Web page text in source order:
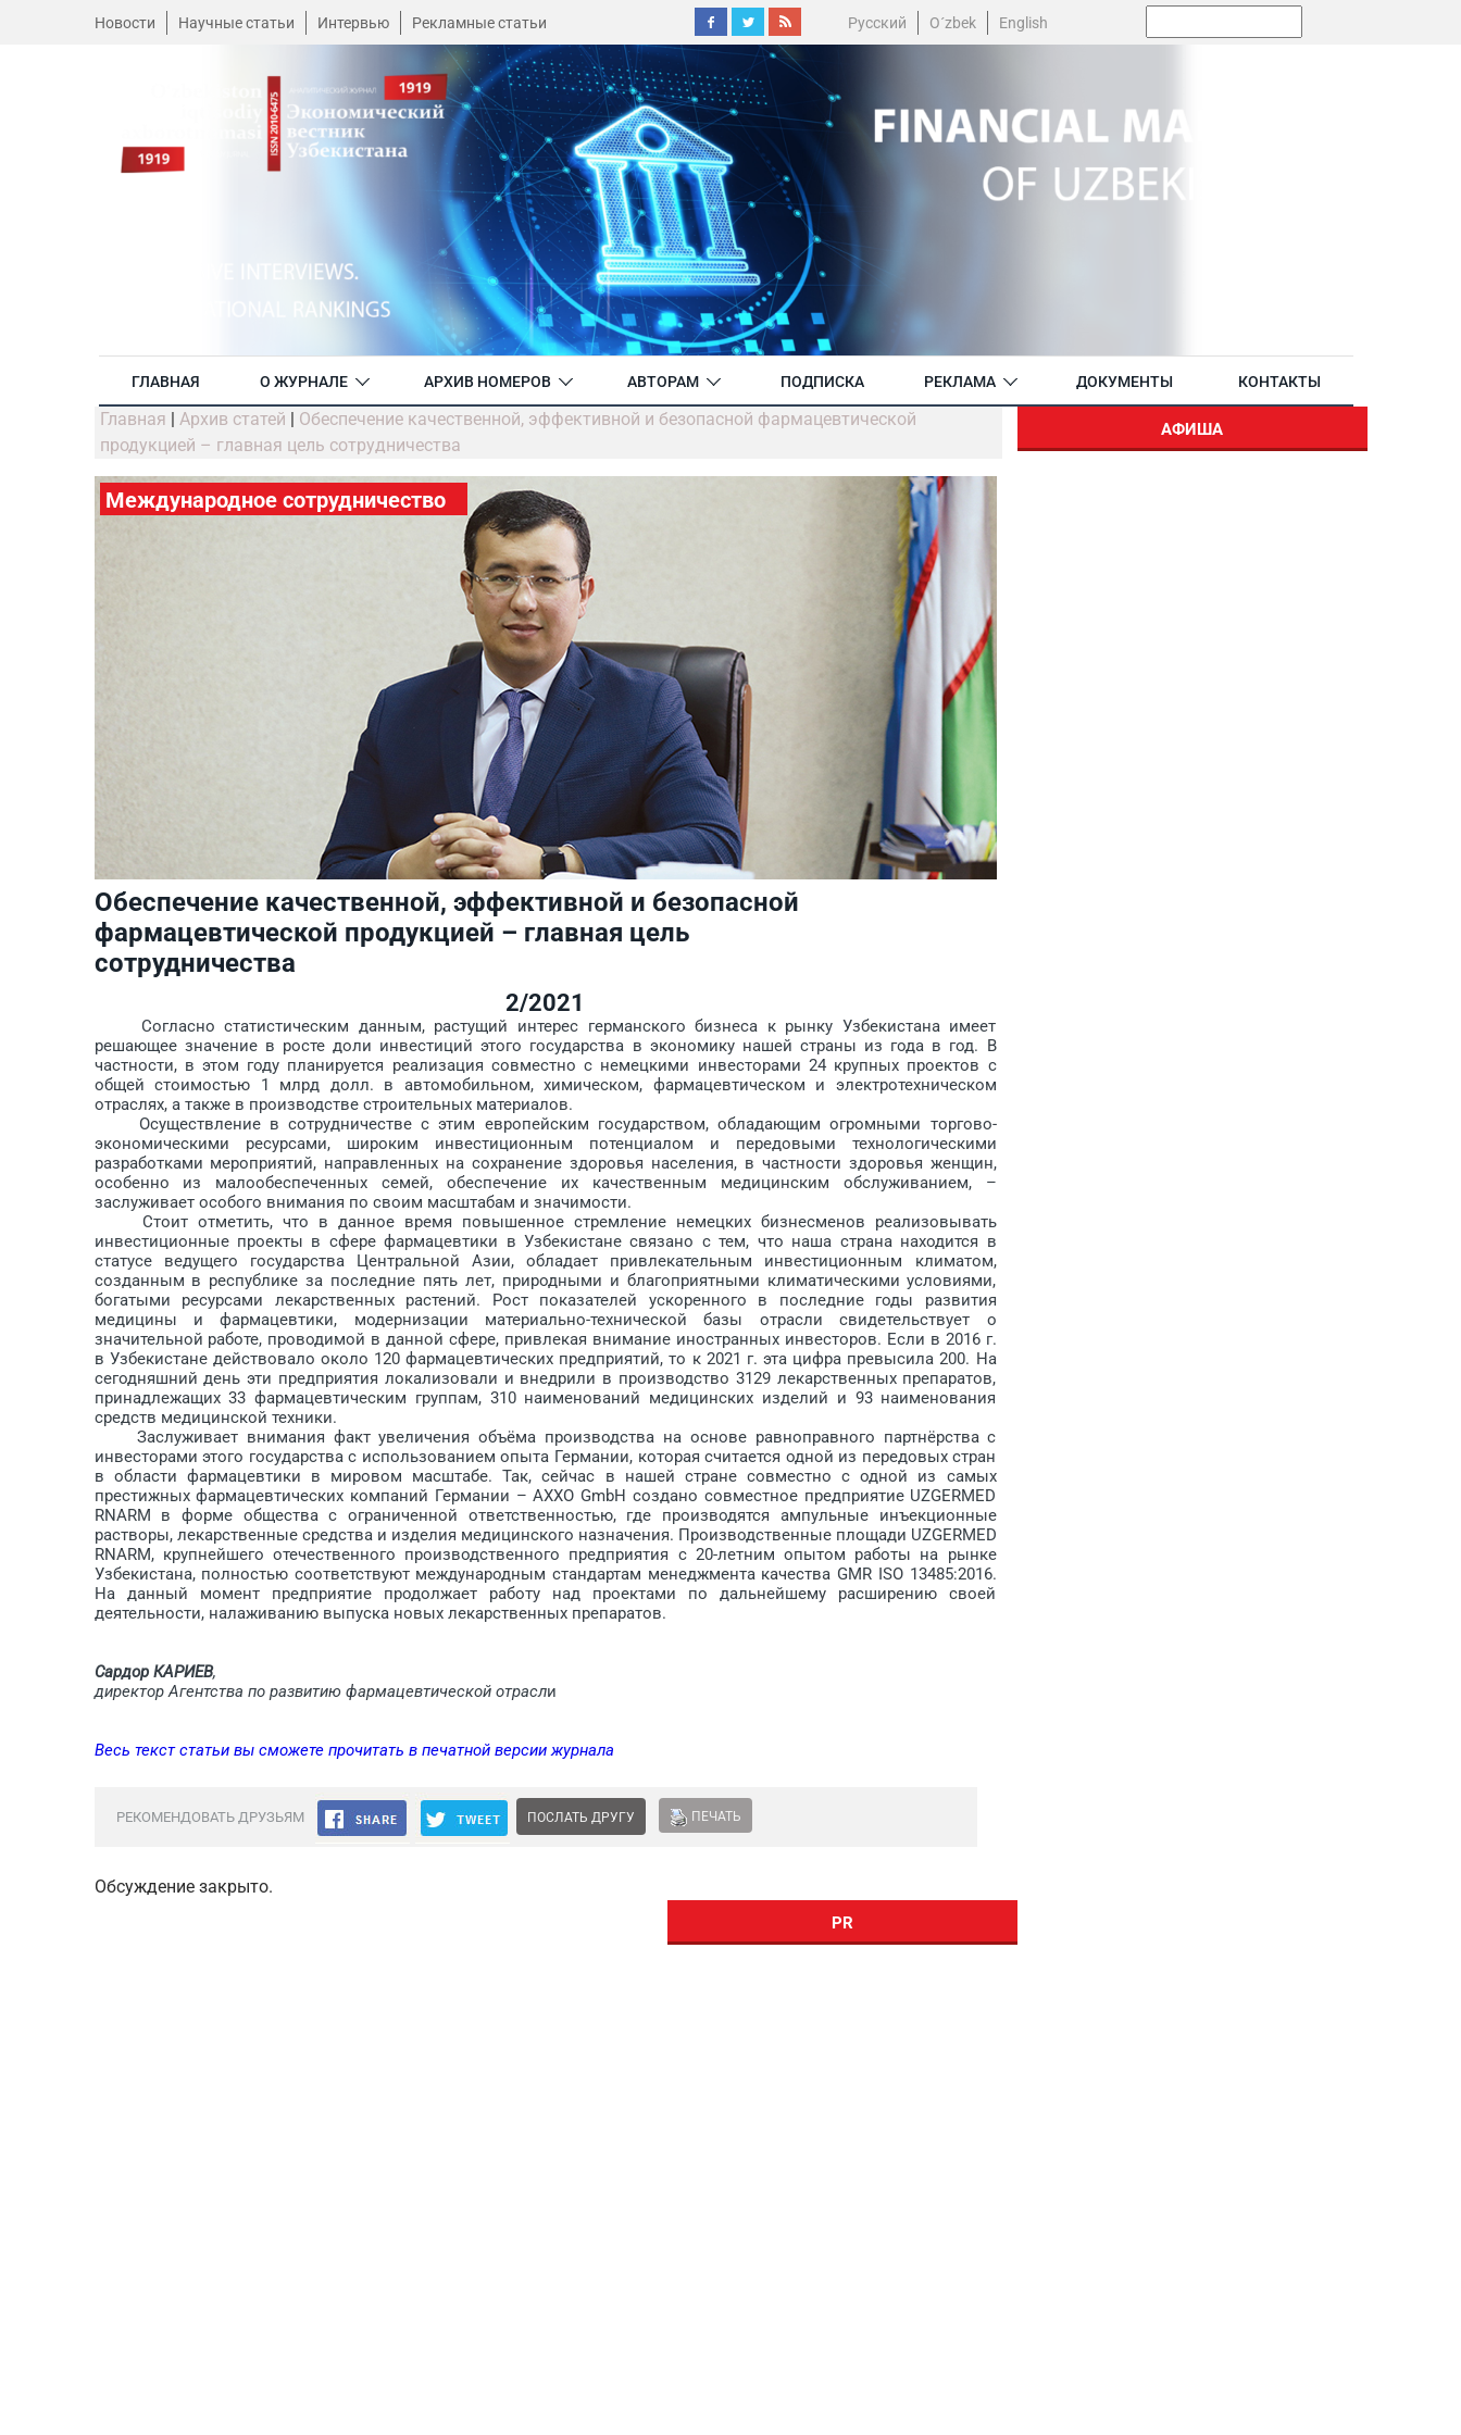
Новости Научные статьи Интервью Рекламные статьи Русский O´zbek English
ГЛАВНАЯ О ЖУРНАЛЕ АРХИВ НОМЕРОВ АВТОРАМ ПОДПИСКА РЕКЛАМА ДОКУМЕНТЫ КОНТАКТЫ
Главная | Архив статей | Обеспечение качественной, эффективной и безопасной фармацевтической
продукцией – главная цель сотрудничества
Международное сотрудничество
Обеспечение качественной, эффективной и безопасной
фармацевтической продукцией – главная цель
сотрудничества
2/2021
Согласно статистическим данным, растущий интерес германского бизнеса к рынку Узбекистана имеет
решающее значение в росте доли инвестиций этого государства в экономику нашей страны из года в год. В
частности, в этом году планируется реа­лизация совмест­но с немецкими инвесторами 24 крупных проектов с
общей стоимостью 1 млрд долл. в автомобильном, химическом, фармацевтическом и электротехническом
отраслях, а также в производстве строительных материалов.
Осуществление в сотрудничестве с этим европейским государством, обладающим огромными торгово-
экономическими ресурсами, широким инвестиционным потенциалом и передовыми технологическими
разработками мероприятий, направленных на сохранение здоровья населения, в частности здоровья женщин,
особенно из малообеспеченных семей, обеспечение их качественным медицинским обслуживанием, –
заслуживает особого внимания по своим масштабам и значимости.
Стоит отметить, что в данное время повышенное стремление немецких бизнесменов реализовывать
инвестиционные проекты в сфере фармацевтики в Узбекистане связано с тем, что наша страна находится в
статусе ведущего государства Цент­ральной Азии, обладает привлекательным инвестиционным климатом,
созданным в республике за последние пять лет, природными и благоприятными климатическими условиями,
богатыми ресурсами лекарственных растений. Рост показателей ускоренного в последние годы развития
медицины и фармацевтики, модернизации материально-технической базы отрасли свидетельствует о
значительной работе, проводимой в данной сфере, привлекая внимание иностранных инвесторов. Если в 2016 г.
в Узбекистане действовало около 120 фармацевтических предприятий, то к 2021 г. эта цифра превысила 200. На
сегодняшний день эти предприятия локализовали и внед­рили в производство 3129 лекарственных препаратов,
принадлежащих 33 фармацевтическим группам, 310 наименований медицинских изделий и 93 наименования
средств медицинской техники.
Заслуживает внимания факт увеличения объёма производства на основе равноправного партнёрства с
инвесторами этого государства с использованием опыта Германии, которая считается одной из передовых стран
в области фармацевтики в мировом масштабе. Так, сейчас в нашей стране совместно с одной из самых
престижных фармацевтичес­ких компаний Германии – АХХО GmbH создано совместное предприятие UZGERMED
RNARM в форме общества с ограниченной ответственностью, где производятся ампульные инъекционные
растворы, лекарственные средства и изделия медицинского назначения. Производственные площади UZGERMED
RNARM, крупнейшего отечественного производственного предприятия с 20-летним опытом работы на рынке
Узбекистана, полностью соответствуют международным стандартам менеджмента качества GMR ISO 13485:2016.
На данный момент предприятие продолжает работу над проектами по дальнейшему расширению своей
деятельности, налаживанию выпуска новых лекарственных препаратов.
Сардор КАРИЕВ,
директор Агентства по развитию фармацевтической отрасли
Весь текст статьи вы сможете прочитать в печатной версии журнала
РЕКОМЕНДОВАТЬ ДРУЗЬЯМ ПОСЛАТЬ ДРУГУ ПЕЧАТЬ
Обсуждение закрыто.
АФИША
PR